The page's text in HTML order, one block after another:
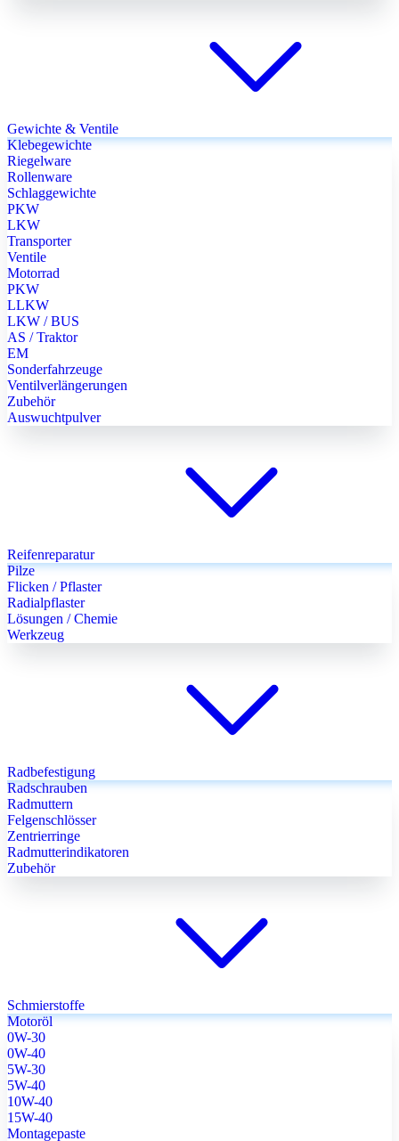
Gewichte & Ventile
Klebegewichte
Riegelware
Rollenware
Schlaggewichte
PKW
LKW
Transporter
Ventile
Motorrad
PKW
LLKW
LKW / BUS
AS / Traktor
EM
Sonderfahrzeuge
Ventilverlängerungen
Zubehör
Auswuchtpulver
Reifenreparatur
Pilze
Flicken / Pflaster
Radialpflaster
Lösungen / Chemie
Werkzeug
Radbefestigung
Radschrauben
Radmuttern
Felgenschlösser
Zentrierringe
Radmutterindikatoren
Zubehör
Schmierstoffe
Motoröl
0W-30
0W-40
5W-30
5W-40
10W-40
15W-40
Montagepaste